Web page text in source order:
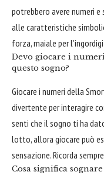
potrebbero avere numeri
alle caratteristiche
forza, maiale per
Devo giocare i
questo sogno?
Giocare i numeri della
divertente per interagire
senti che il sogno ti ha
lotto, allora giocare può
sensazione. Ricorda
Cosa significa